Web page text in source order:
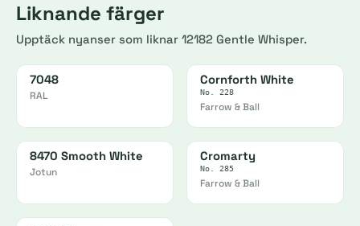
Liknande färger
Upptäck nyanser som liknar 12182 Gentle Whisper.
7048
RAL
Cornforth White
No. 228
Farrow & Ball
8470 Smooth White
Jotun
Cromarty
No. 285
Farrow & Ball